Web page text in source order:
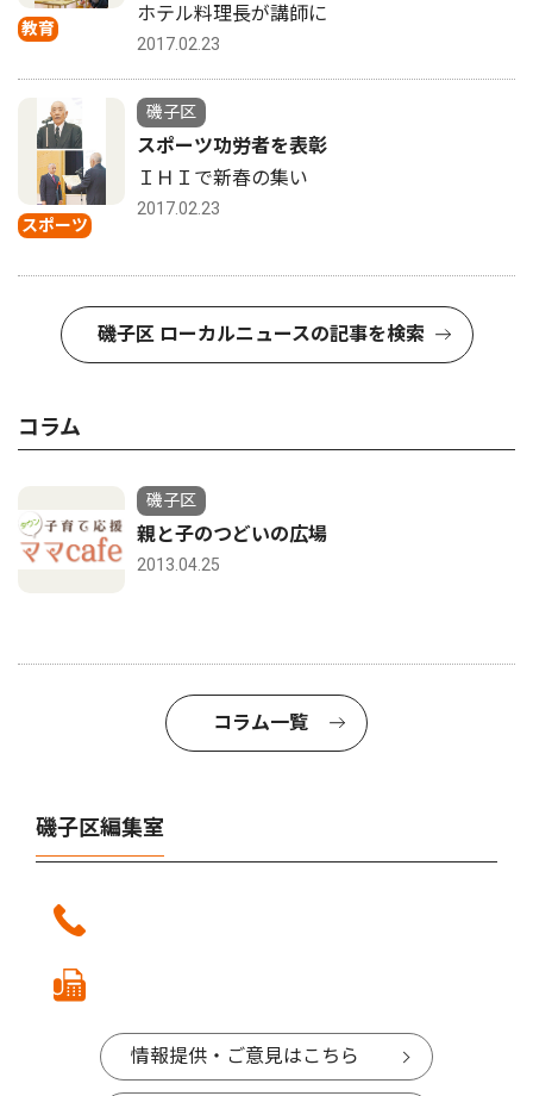
教育
ホテル料理長が講師に
2017.02.23
スポーツ
磯子区
スポーツ功労者を表彰
ＩＨＩで新春の集い
2017.02.23
磯子区 ローカルニュースの記事を検索
コラム
磯子区
親と子のつどいの広場
2013.04.25
コラム一覧
磯子区編集室
情報提供・ご意見はこちら